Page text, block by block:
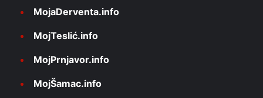
MojaDerventa.info
MojTeslić.info
MojPrnjavor.info
MojŠamac.info